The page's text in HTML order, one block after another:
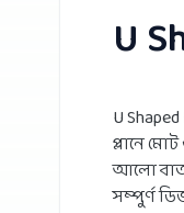
U
U
প্লানে
আলো
সম্পুর্ণ